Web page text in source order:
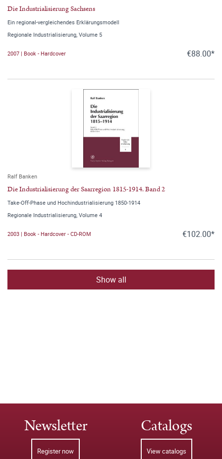
Die Industrialisierung Sachsens
Ein regional-vergleichendes Erklärungsmodell
Regionale Industrialisierung, Volume 5
2007 | Book - Hardcover €88.00*
Ralf Banken
Die Industrialisierung der Saarregion 1815-1914. Band 2
Take-Off-Phase und Hochindustrialisierung 1850-1914
Regionale Industrialisierung, Volume 4
2003 | Book - Hardcover - CD-ROM €102.00*
Show all
Newsletter
Register now
Catalogs
View catalogs